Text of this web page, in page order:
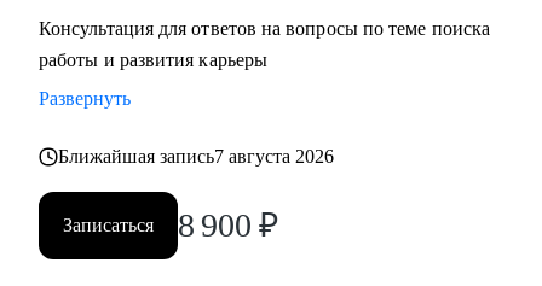
Консультация для ответов на вопросы по теме поиска
работы и развития карьеры
Развернуть
Ближайшая запись7 августа 2026
Записаться 8 900 ₽